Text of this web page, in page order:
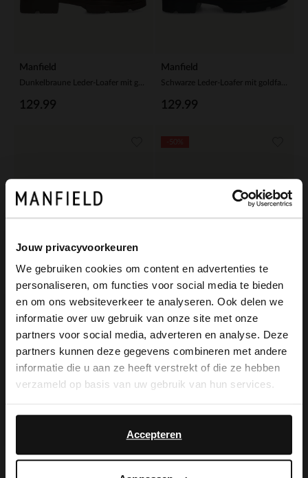
Jouw privacyvoorkeuren
We gebruiken cookies om content en advertenties te
personaliseren, om functies voor social media te bieden
en om ons websiteverkeer te analyseren. Ook delen we
informatie over uw gebruik van onze site met onze
partners voor social media, adverteren en analyse. Deze
partners kunnen deze gegevens combineren met andere
informatie die u aan ze heeft verstrekt of die ze hebben
verzameld op basis van uw gebruik van hun services.
Accepteren
Manfield
129.99
Manfield
129.99
Manfield
Braune Veloursleder-Loafer mit goldfarbenem Detail
129.99
Manfield
Leo-Loafer mit Pony-Hair
130.00
65.00
×
View this website in English?
It looks like your language isn't Dutch. Would
you like to switch to English?
English